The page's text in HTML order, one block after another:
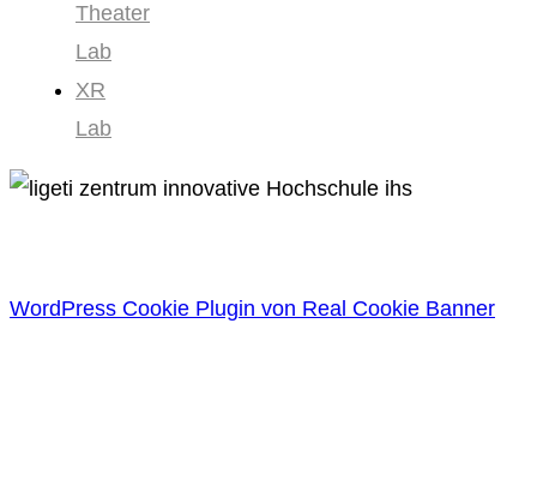
Theater
Lab
XR
Lab
WordPress Cookie Plugin von Real Cookie Banner